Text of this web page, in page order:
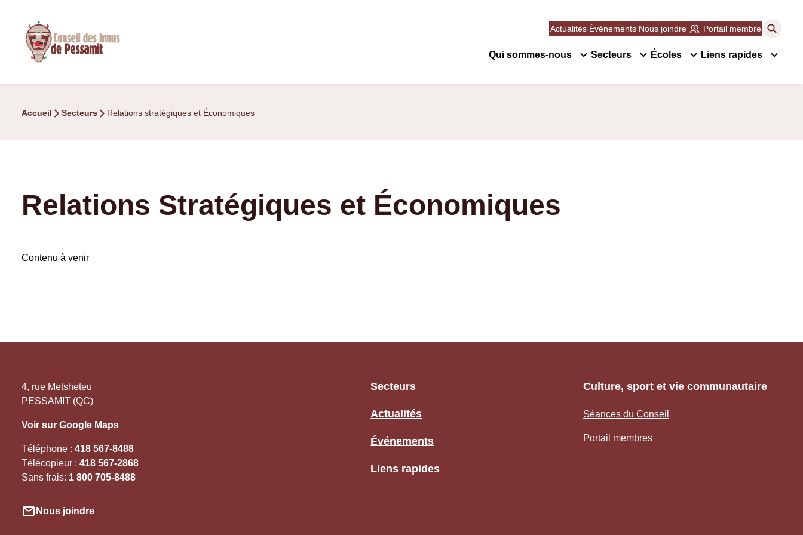
contenu
Actualités Événements Nous joindre Portail membre
Qui sommes-nous
Ouvrir/Fermer
Secteurs
Ouvrir/Fermer
Écoles
Ouvrir/Fermer
Liens rapides
Ouvrir/Fermer
Accueil Secteurs Relations stratégiques et Économiques
Relations Stratégiques et Économiques
Contenu à venir
4, rue Metsheteu
PESSAMIT (QC)
Voir sur Google Maps
Téléphone : 418 567-8488
Télécopieur : 418 567-2868
Sans frais: 1 800 705-8488
Nous joindre
Secteurs Culture, sport et vie communautaire
Actualités
Événements
Liens rapides
Séances du Conseil
Portail membres